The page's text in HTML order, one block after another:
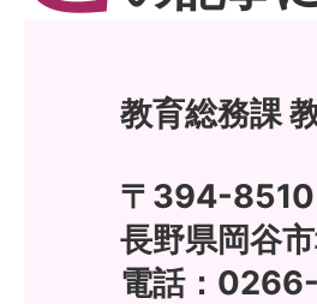
教育総務課
〒394-8510
長野県岡谷
電話：